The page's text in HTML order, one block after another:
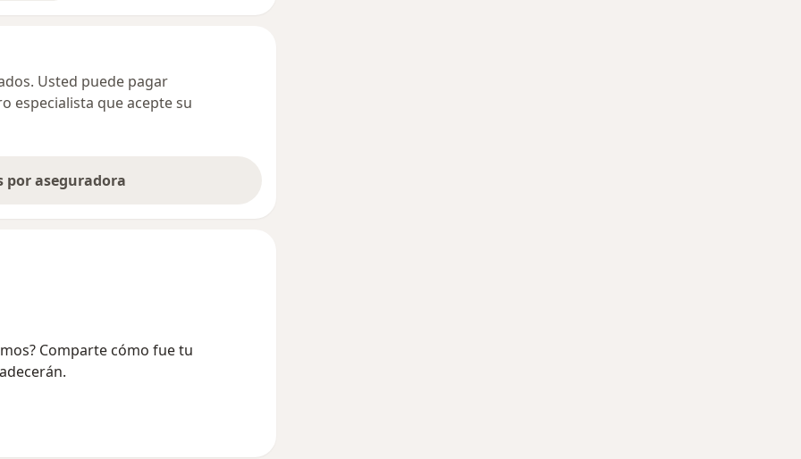
Usted puede pagar
especialista que acepte su
por aseguradora
Comparte cómo fue tu